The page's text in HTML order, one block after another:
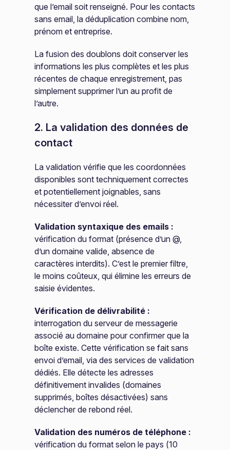
que l’email soit renseigné. Pour les contacts
sans email, la déduplication combine nom,
prénom et entreprise.
La fusion des doublons doit conserver les
informations les plus complètes et les plus
récentes de chaque enregistrement, pas
simplement supprimer l’un au profit de
l’autre.
2. La validation des données de
contact
La validation vérifie que les coordonnées
disponibles sont techniquement correctes
et potentiellement joignables, sans
nécessiter d’envoi réel.
Validation syntaxique des emails :
vérification du format (présence d’un @,
d’un domaine valide, absence de
caractères interdits). C’est le premier filtre,
le moins coûteux, qui élimine les erreurs de
saisie évidentes.
Vérification de délivrabilité :
interrogation du serveur de messagerie
associé au domaine pour confirmer que la
boîte existe. Cette vérification se fait sans
envoi d’email, via des services de validation
dédiés. Elle détecte les adresses
définitivement invalides (domaines
supprimés, boîtes désactivées) sans
déclencher de rebond réel.
Validation des numéros de téléphone :
vérification du format selon le pays (10